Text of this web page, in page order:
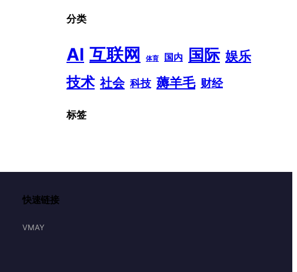
分类
AI 互联网 体育 国内 国际 娱乐
技术 社会 科技 薅羊毛 财经
标签
快速链接
VMAY